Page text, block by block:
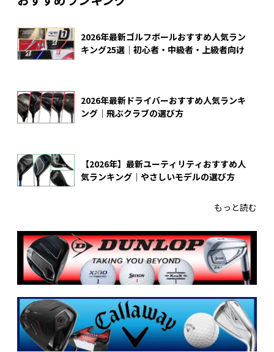
2026年最新ゴルフボールおすすめ人気ラン
キング25選｜初心者・中級者・上級者向け
2026年最新ドライバーおすすめ人気ランキ
ング｜飛ぶクラブの選び方
【2026年】最新ユーティリティおすすめ人
気ランキング｜やさしいモデルの選び方
もっと読む